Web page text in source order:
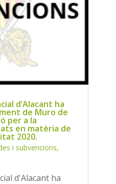
d’Alacant ha
de Muro de
per a la
en matèria de
2020.
i subvencions,
d'Alacant ha